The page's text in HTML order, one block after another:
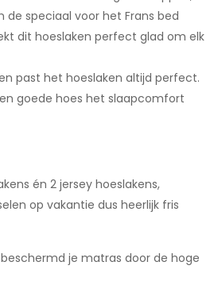
de speciaal voor het Frans bed
dit hoeslaken perfect glad om elk
past het hoeslaken altijd perfect.
goede hoes het slaapcomfort
én 2 jersey hoeslakens,
op vakantie dus heerlijk fris
je matras door de hoge